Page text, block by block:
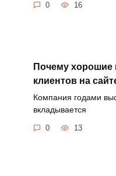
0 16
Почему хорошие
клиентов на
Компания годами
вкладывается
0 13